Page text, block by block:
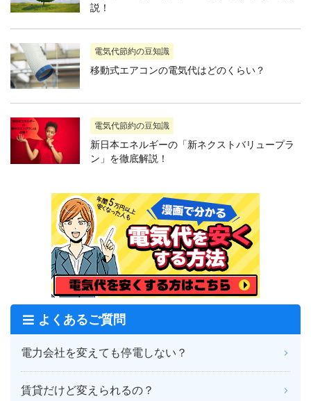
説！
電気代節約の豆知識
移動式エアコンの電気代はどのくらい？
電気代節約の豆知識
新日本エネルギーの「新ネクストバリュープラ
ン」を徹底解説！
よくあるご質問
電力会社を変えても停電しない？
賃貸だけど変えられるの？